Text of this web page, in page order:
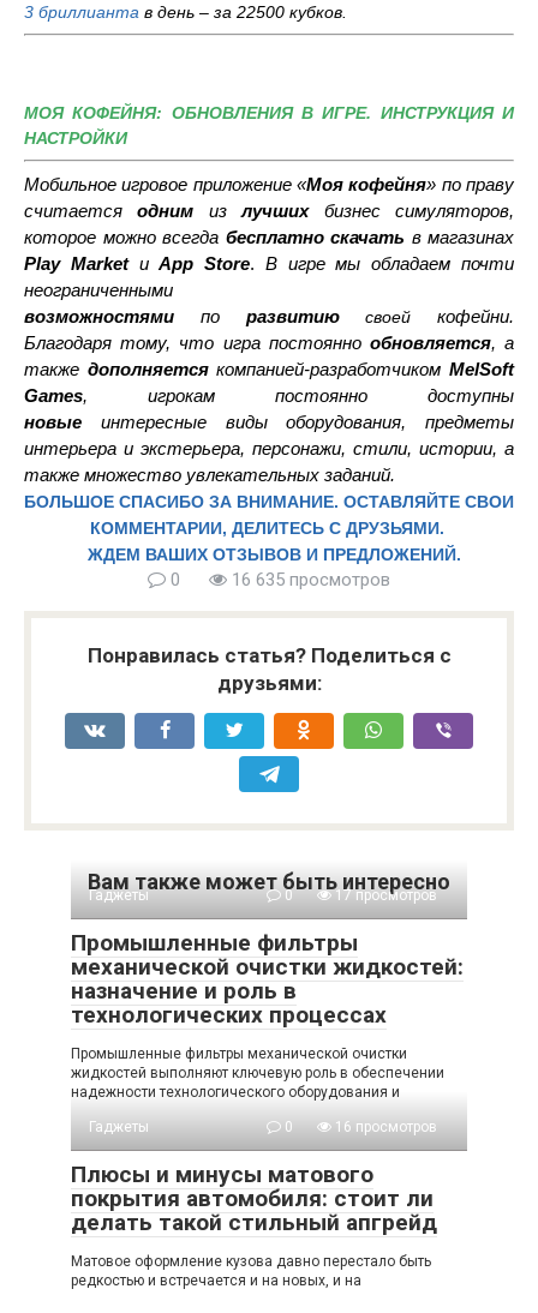
3 бриллианта в день – за 22500 кубков.
МОЯ КОФЕЙНЯ: ОБНОВЛЕНИЯ В ИГРЕ. ИНСТРУКЦИЯ И
НАСТРОЙКИ
Мобильное игровое приложение «Моя кофейня» по праву
считаетсяодним излучших бизнес симуляторов,
которое можно всегда бесплатно скачать в магазинах
Play MarketиApp Store. В игре мыобладаем почти
неограниченными
возможностями по развитиюсвоей кофейни.
Благодаря тому, что игра постоянно обновляется, а
также дополняетсякомпанией-разработчиком MelSoft
Games, игрокам постоянно доступны
новые интересные виды оборудования, предметы
интерьера и экстерьера, персонажи, стили, истории, а
также множество увлекательных заданий.
БОЛЬШОЕ СПАСИБО ЗА ВНИМАНИЕ. ОСТАВЛЯЙТЕ СВОИ
КОММЕНТАРИИ, ДЕЛИТЕСЬ С ДРУЗЬЯМИ.
ЖДЕМ ВАШИХ ОТЗЫВОВ И ПРЕДЛОЖЕНИЙ.
0 16 635 просмотров
Понравилась статья? Поделиться с
друзьями:
Вам также может быть интересно
Гаджеты 0 17 просмотров
Промышленные фильтры
механической очистки жидкостей:
назначение и роль в
технологических процессах
Промышленные фильтры механической очистки
жидкостей выполняют ключевую роль в обеспечении
надежности технологического оборудования и
Гаджеты 0 16 просмотров
Плюсы и минусы матового
покрытия автомобиля: стоит ли
делать такой стильный апгрейд
Матовое оформление кузова давно перестало быть
редкостью и встречается и на новых, и на